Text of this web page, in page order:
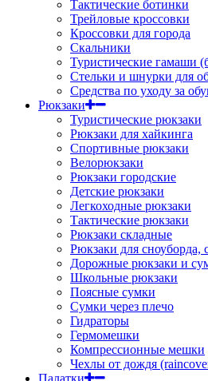
Тактические ботинки
Трейловые кроссовки
Кроссовки для города
Скальники
Туристические гамаши
Стельки и шнурки для
Средства по уходу за
Рюкзаки
Туристические рюкзаки
Рюкзаки для хайкинга
Спортивные рюкзаки
Велорюкзаки
Рюкзаки городские
Детские рюкзаки
Легкоходные рюкзаки
Тактические рюкзаки
Рюкзаки складные
Рюкзаки для сноуборда,
Дорожные рюкзаки и
Школьные рюкзаки
Поясные сумки
Сумки через плечо
Гидраторы
Гермомешки
Компрессионные мешки
Чехлы от дождя
Палатки